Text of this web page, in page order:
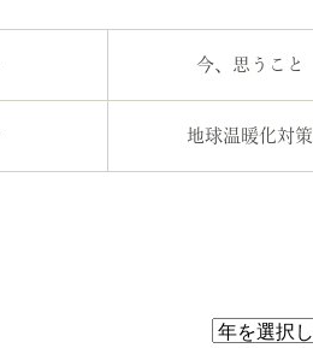
今、思うこと
地球温暖化対策